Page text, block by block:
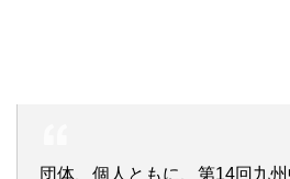
団体、個人ともに、第14回九